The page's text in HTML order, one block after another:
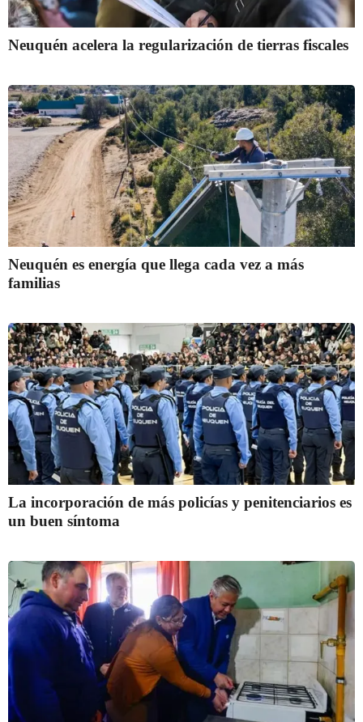
Neuquén acelera la regularización de tierras fiscales
Neuquén es energía que llega cada vez a más
familias
La incorporación de más policías y penitenciarios es
un buen síntoma